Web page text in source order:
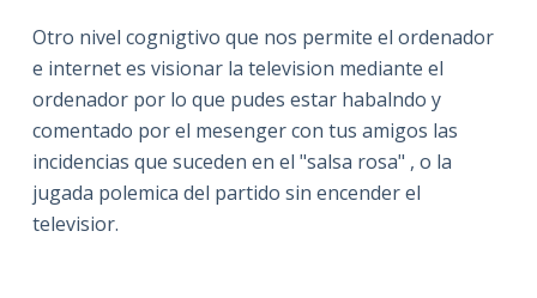
Otro nivel cognigtivo que nos permite el ordenador
e internet es visionar la television mediante el
ordenador por lo que pudes estar habalndo y
comentado por el mesenger con tus amigos las
incidencias que suceden en el "salsa rosa" , o la
jugada polemica del partido sin encender el
televisior.